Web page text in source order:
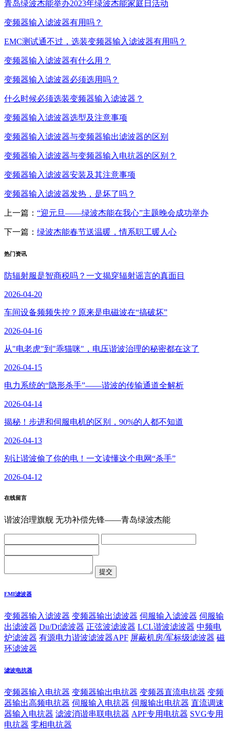
青岛绿波杰能举办2023年绿波杰能家庭日活动
变频器输入滤波器有用吗？
EMC测试通不过，选装变频器输入滤波器有用吗？
变频器输入滤波器有什么用？
变频器输入滤波器必须选用吗？
什么时候必须选装变频器输入滤波器？
变频器输入滤波器选型及注意事项
变频器输入滤波器与变频器输出滤波器的区别
变频器输入滤波器与变频器输入电抗器的区别？
变频器输入滤波器安装及其注意事项
变频器输入滤波器发热，是坏了吗？
上一篇： “迎元旦——绿波杰能在我心”主题晚会成功举办
下一篇： 绿波杰能春节送温暖，情系职工暖人心
热门资讯
防辐射服是智商税吗？一文揭穿辐射谣言的真面目
2026-04-20
车间设备频频失控？原来是电磁波在“搞破坏”
2026-04-16
从"电老虎"到"乖猫咪"，电压谐波治理的秘密都在这了
2026-04-15
电力系统的“隐形杀手”——谐波的传输通道全解析
2026-04-14
揭秘！步进和伺服电机的区别，90%的人都不知道
2026-04-13
别让谐波偷了你的电！一文读懂这个电网“杀手”
2026-04-12
在线留言
谐波治理旗舰 无功补偿先锋——青岛绿波杰能
EMI滤波器
变频器输入滤波器 变频器输出滤波器 伺服输入滤波器 伺服输
出滤波器 Du/Dt滤波器 正弦波滤波器 LCL谐波滤波器 中频电
炉滤波器 有源电力谐波滤波器APF 屏蔽机房/军标级滤波器 磁
环滤波器
滤波电抗器
变频器输入电抗器 变频器输出电抗器 变频器直流电抗器 变频
器输出高频电抗器 伺服输入电抗器 伺服输出电抗器 直流调速
器输入电抗器 滤波消谐串联电抗器 APF专用电抗器 SVG专用
电抗器 零相电抗器